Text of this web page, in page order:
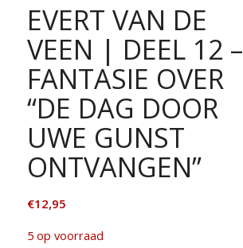
EVERT VAN DE
VEEN | DEEL 12 –
FANTASIE OVER
“DE DAG DOOR
UWE GUNST
ONTVANGEN”
€12,95
5 op voorraad